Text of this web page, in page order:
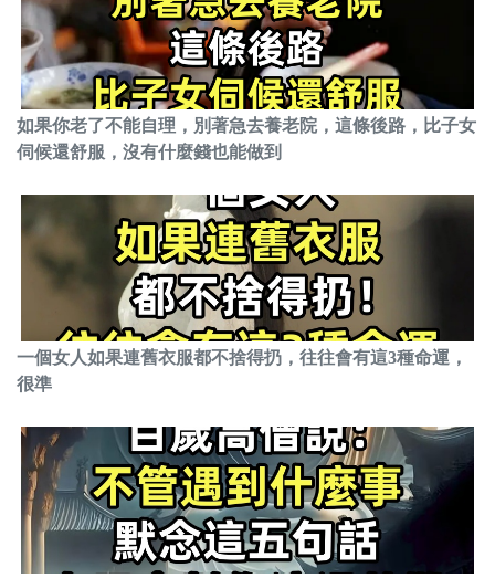
如果你老了不能自理，別著急去養老院，這條後路，比子女
伺候還舒服，沒有什麼錢也能做到
一個女人如果連舊衣服都不捨得扔，往往會有這3種命運，
很準